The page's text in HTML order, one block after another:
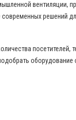
вентиляции,
решений
посетителей,